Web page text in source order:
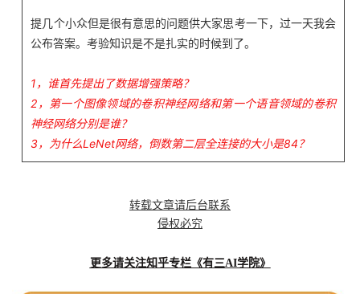
提几个小众但是很有意思的问题供大家思考一下，过一天我会
公布答案。考验知识是不是扎实的时候到了。
1，谁首先提出了数据增强策略？
2，第一个图像领域的卷积神经网络和第一个语音领域的卷积
神经网络分别是谁？
3，为什么LeNet网络，倒数第二层全连接的大小是84？
转载文章请后台联系
侵权必究
更多请关注知乎专栏《有三AI学院》